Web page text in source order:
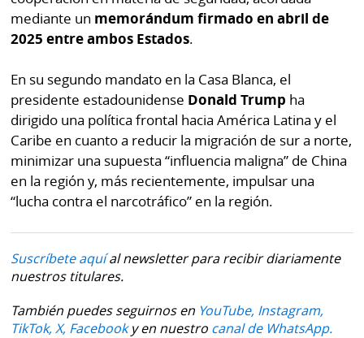
mediante un memorándum firmado en abril de
2025 entre ambos Estados.
En su segundo mandato en la Casa Blanca, el
presidente estadounidense Donald Trump ha
dirigido una política frontal hacia América Latina y el
Caribe en cuanto a reducir la migración de sur a norte,
minimizar una supuesta “influencia maligna” de China
en la región y, más recientemente, impulsar una
“lucha contra el narcotráfico” en la región.
Suscríbete aquíal newsletter para recibir diariamente
nuestros titulares.
También puedes seguirnos en YouTube, Instagram,
TikTok, X, Facebooky en nuestro canal de WhatsApp.